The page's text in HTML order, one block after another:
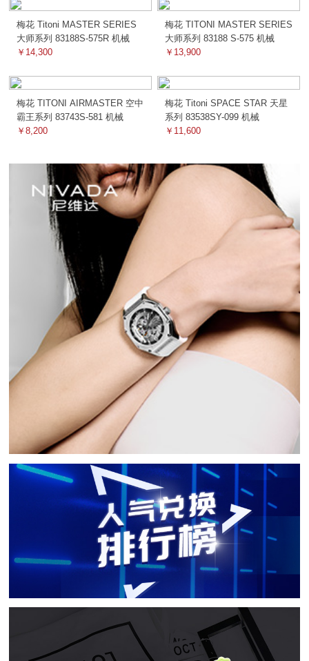
梅花 Titoni MASTER SERIES
大师系列 83188S-575R 机械
￥14,300
梅花 TITONI MASTER SERIES
大师系列 83188 S-575 机械
￥13,900
梅花 TITONI AIRMASTER 空中
霸王系列 83743S-581 机械
￥8,200
梅花 Titoni SPACE STAR 天星
系列 83538SY-099 机械
￥11,600